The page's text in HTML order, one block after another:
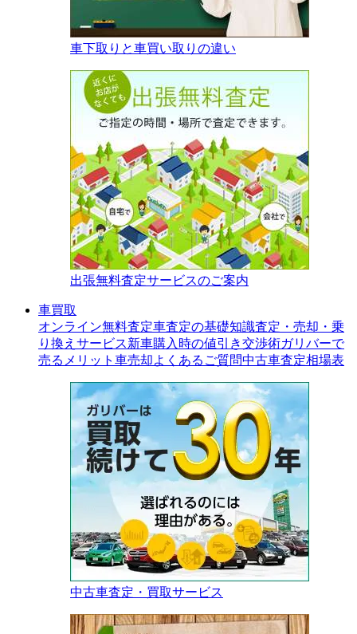
車下取りと車買い取りの違い
出張無料査定サービスのご案内
車買取
オンライン無料査定車査定の基礎知識査定・売却・乗
り換えサービス新車購入時の値引き交渉術ガリバーで
売るメリット 車売却よくあるご質問中古車査定相場表
中古車査定・買取サービス